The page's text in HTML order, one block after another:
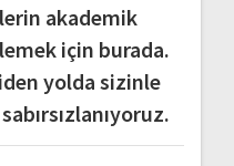
akademik
için burada.
yolda sizinle